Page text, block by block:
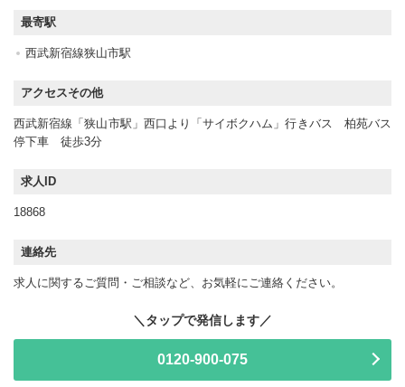
最寄駅
西武新宿線狭山市駅
アクセスその他
西武新宿線「狭山市駅」西口より「サイボクハム」行きバス 柏苑バス
停下車 徒歩3分
求人ID
18868
連絡先
求人に関するご質問・ご相談など、お気軽にご連絡ください。
0120-900-075